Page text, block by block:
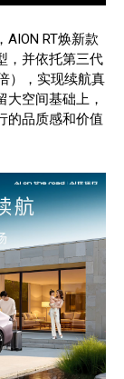
RT焕新款
，并依托第三代
），实现续航真
空间基础上，
的品质感和价值